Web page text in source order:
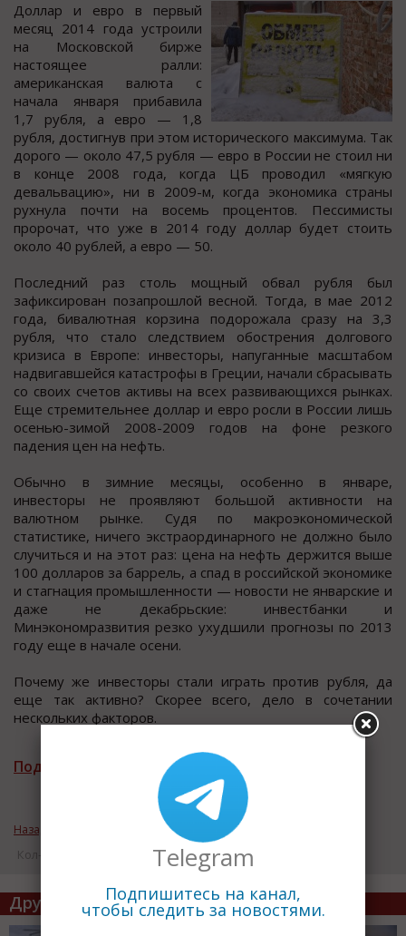
Доллар и евро в первый
месяц 2014 года устроили
на Московской бирже
настоящее ралли:
американская валюта с
начала января прибавила
1,7 рубля, а евро — 1,8
рубля, достигнув при этом исторического максимума. Так
дорого — около 47,5 рубля — евро в России не стоил ни
в конце 2008 года, когда ЦБ проводил «мягкую
девальвацию», ни в 2009-м, когда экономика страны
рухнула почти на восемь процентов. Пессимисты
пророчат, что уже в 2014 году доллар будет стоить
около 40 рублей, а евро — 50.
Последний раз столь мощный обвал рубля был
зафиксирован позапрошлой весной. Тогда, в мае 2012
года, бивалютная корзина подорожала сразу на 3,3
рубля, что стало следствием обострения долгового
кризиса в Европе: инвесторы, напуганные масштабом
надвигавшейся катастрофы в Греции, начали сбрасывать
со своих счетов активы на всех развивающихся рынках.
Еще стремительнее доллар и евро росли в России лишь
осенью-зимой 2008-2009 годов на фоне резкого
падения цен на нефть.
Обычно в зимние месяцы, особенно в январе,
инвесторы не проявляют большой активности на
валютном рынке. Судя по макроэкономической
статистике, ничего экстраординарного не должно было
случиться и на этот раз: цена на нефть держится выше
100 долларов за баррель, а спад в российской экономике
и стагнация промышленности — новости не январские и
даже не декабрьские: инвестбанки и
Минэкономразвития резко ухудшили прогнозы по 2013
году еще в начале осени.
Почему же инвесторы стали играть против рубля, да
еще так активно? Скорее всего, дело в сочетании
нескольких факторов.
Подписаться на рассылку новостей
Назад к рубрике «ВАЖНЫЕ НОВОСТИ»
Кол-во просмотров: 17020
Другие статьи по теме
Telegram
Подпишитесь на канал,
чтобы следить за новостями.